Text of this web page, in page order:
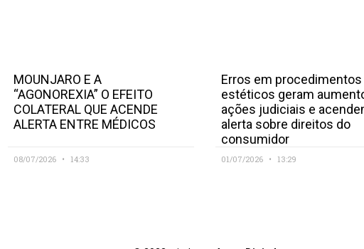
MOUNJARO E A
“AGONOREXIA” O EFEITO
COLATERAL QUE ACENDE
ALERTA ENTRE MÉDICOS
08/07/2026 14:33
Erros em procedimentos
estéticos geram
ações judiciais e
alerta sobre direitos do
consumidor
01/07/2026 13:29